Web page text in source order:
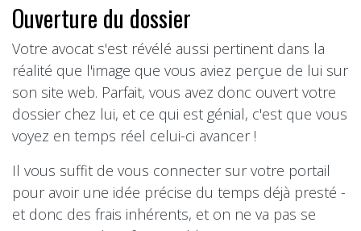
Ouverture du dossier
Votre avocat s'est révélé aussi pertinent dans la
réalité que l'image que vous aviez perçue de lui sur
son site web. Parfait, vous avez donc ouvert votre
dossier chez lui, et ce qui est génial, c'est que vous
voyez en temps réel celui-ci avancer !
Il vous suffit de vous connecter sur votre portail
pour avoir une idée précise du temps déjà presté -
et donc des frais inhérents, et on ne va pas se